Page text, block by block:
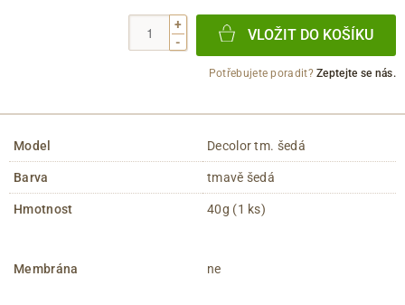
+
-
VLOŽIT DO KOŠÍKU
Potřebujete poradit?Zeptejte se nás.
Model Decolor tm. šedá
Barva tmavě šedá
Hmotnost 40g (1 ks)
Membrána ne